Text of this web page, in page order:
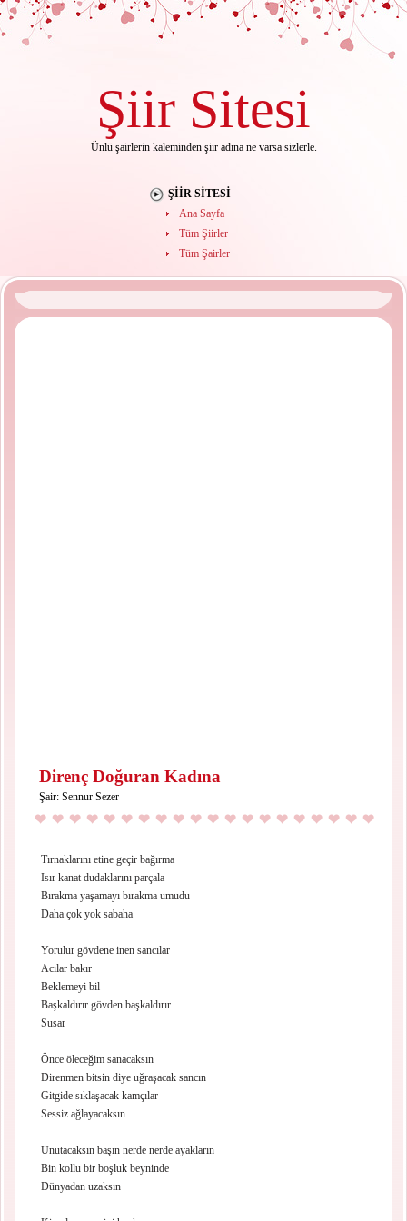
Şiir Sitesi
Ünlü şairlerin kaleminden şiir adına ne varsa sizlerle.
ŞIIR SITESI
Ana Sayfa
Tüm Şiirler
Tüm Şairler
Direnç Doğuran Kadına
Şair: Sennur Sezer
Tırnaklarını etine geçir bağırma
Isır kanat dudaklarını parçala
Bırakma yaşamayı bırakma umudu
Daha çok yok sabaha
Yorulur gövdene inen sancılar
Acılar bakır
Beklemeyi bil
Başkaldırır gövden başkaldırır
Susar
Önce öleceğim sanacaksın
Direnmen bitsin diye uğraşacak sancın
Gitgide sıklaşacak kamçılar
Sessiz ağlayacaksın
Unutacaksın başın nerde nerde ayakların
Bin kollu bir boşluk beyninde
Dünyadan uzaksın